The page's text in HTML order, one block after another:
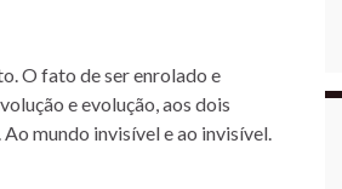
O fato de ser enrolado e
e evolução, aos dois
mundo invisível e ao invisível.